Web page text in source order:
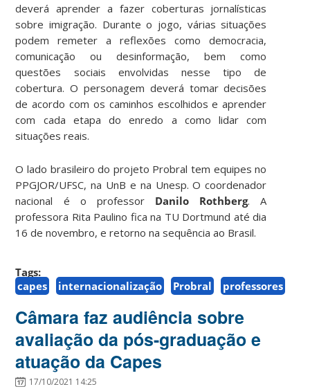
deverá aprender a fazer coberturas jornalísticas
sobre imigração. Durante o jogo, várias situações
podem remeter a reflexões como democracia,
comunicação ou desinformação, bem como
questões sociais envolvidas nesse tipo de
cobertura. O personagem deverá tomar decisões
de acordo com os caminhos escolhidos e aprender
com cada etapa do enredo a como lidar com
situações reais.
O lado brasileiro do projeto Probral tem equipes no
PPGJOR/UFSC, na UnB e na Unesp. O coordenador
nacional é o professor Danilo Rothberg. A
professora Rita Paulino fica na TU Dortmund até dia
16 de novembro, e retorno na sequência ao Brasil.
Tags:
capes
internacionalização Probral professores
Câmara faz audiência sobre
avaliação da pós-graduação e
atuação da Capes
17/10/2021 14:25